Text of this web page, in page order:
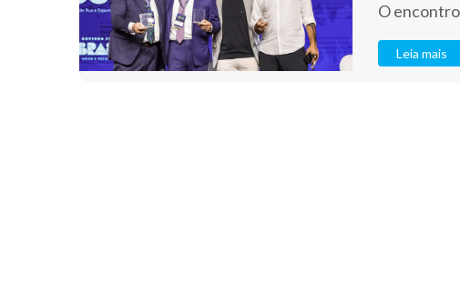
O
Leia mais